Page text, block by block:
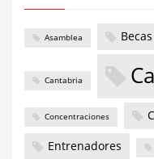
Asamblea Becas
Cantabria
Concentraciones
Entrenadores